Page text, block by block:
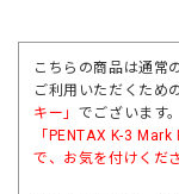
こちらの商品は通常
ご利用いただくため
キー」 でございます。
「 PENTAX K-3
で、お気を付けくだ